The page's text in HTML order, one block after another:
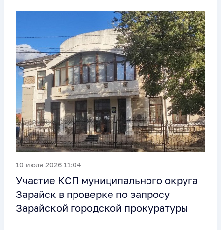
10 июля 2026 11:04
Участие КСП муниципального округа
Зарайск в проверке по запросу
Зарайской городской прокуратуры